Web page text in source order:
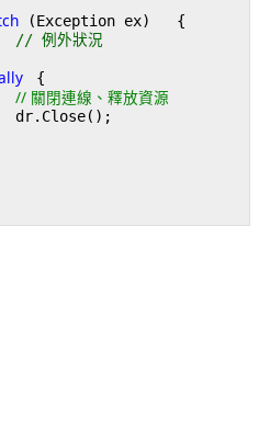
(Exception ex)   {
// 例外狀況
{
// 關閉連線、釋放資源